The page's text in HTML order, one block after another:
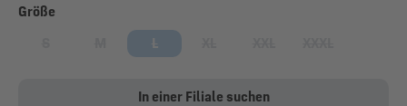
Größe
(Diese Option ist zurzeit nicht verfügbar.)
(Diese Option ist zurzeit nicht verfügbar.)
L
(Diese Option ist zurzeit nicht verfügbar.)
In einer Filiale suchen